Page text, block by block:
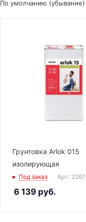
По умолчанию (убывание)
Грунтовка Arlok 015
изолирующая
Под заказ Арт.:
6 139 руб.